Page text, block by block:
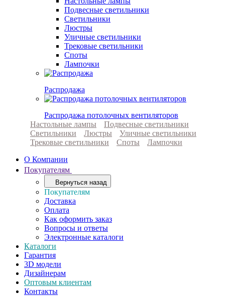
Подвесные светильники
Светильники
Люстры
Уличные светильники
Трековые светильники
Споты
Лампочки
Распродажа
Распродажа потолочных вентиляторов
Настольные лампы
Подвесные светильники
Светильники
Люстры
Уличные светильники
Трековые светильники
Споты
Лампочки
О Компании
Покупателям
Вернуться назад
Покупателям
Доставка
Оплата
Как оформить заказ
Вопросы и ответы
Электронные каталоги
Каталоги
Гарантия
3D модели
Дизайнерам
Оптовым клиентам
Контакты